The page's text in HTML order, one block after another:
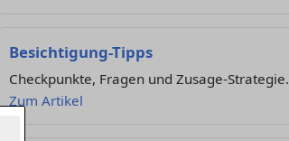
Besichtigung-Tipps
Checkpunkte, Fragen und Zusage-Strategie.
Zum Artikel